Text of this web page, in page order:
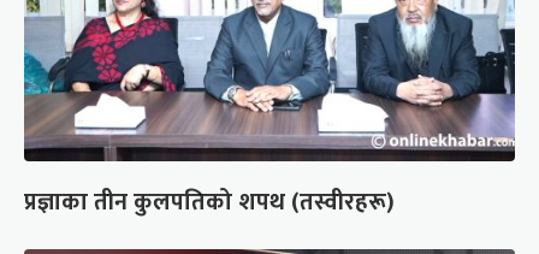
प्रज्ञाका तीन कुलपतिको शपथ (तस्वीरहरू)